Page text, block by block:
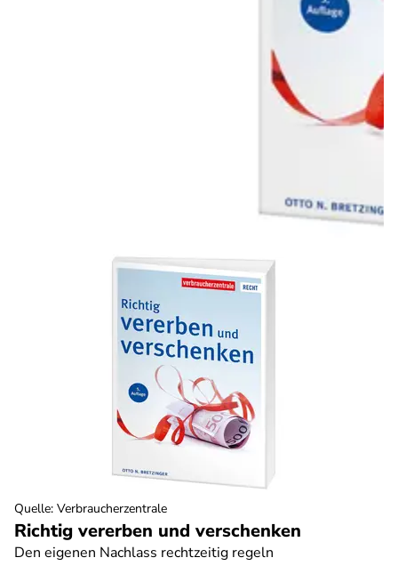
Richtig vererben und verschenken
Den eigenen Nachlass rechtzeitig regeln
Quelle: Verbraucherzentrale